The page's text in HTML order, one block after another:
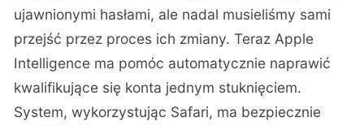
ujawnionymi hasłami, ale nadal musieliśmy sami
przejść przez proces ich zmiany. Teraz Apple
Intelligence ma pomóc automatycznie naprawić
kwalifikujące się konta jednym stuknięciem.
System, wykorzystując Safari, ma bezpiecznie